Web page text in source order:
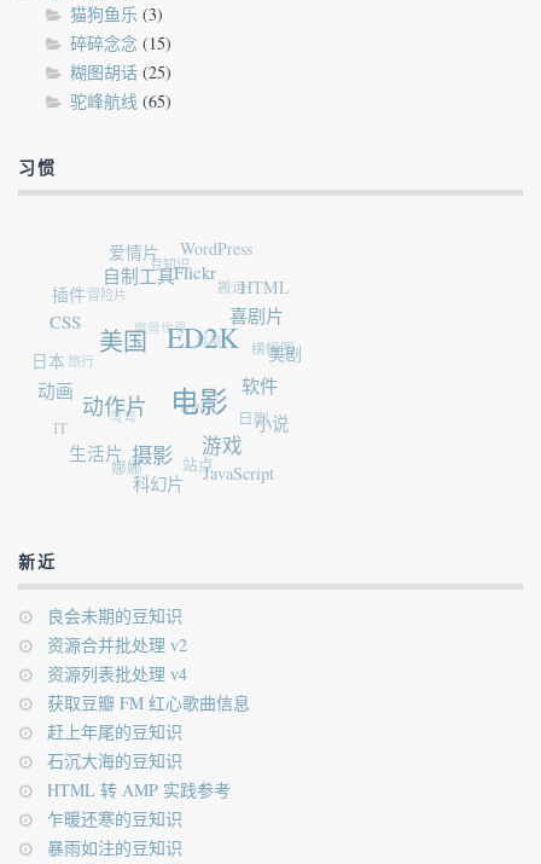
猫狗鱼乐 (3)
碎碎念念 (15)
糊图胡话 (25)
驼峰航线 (65)
习惯
电影
ED2K
美国
动作片
摄影 游戏
软件
喜剧片
Flickr
自制工具
CSS
动画
生活片
科幻片 JavaScript
小说
美剧
HTML
WordPress
爱情片
插件
日本
娜娜 站点
日剧
横幅图
搬运
豆知识
冒险片
弯弯 WIN7
香港
魔兽世界
新近
良会未期的豆知识
资源合并批处理 v2
资源列表批处理 v4
获取豆瓣 FM 红心歌曲信息
赶上年尾的豆知识
石沉大海的豆知识
HTML 转 AMP 实践参考
乍暖还寒的豆知识
暴雨如注的豆知识